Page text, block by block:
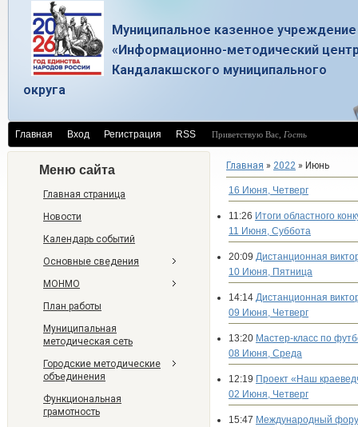
Муниципальное казенное учреждение
«Информационно-методический
Кандалакшского муниципального
округа
Главная Вход Регистрация RSS Приветствую Вас Гость
Меню сайта
Главная страница
Новости
Календарь событий
Основные сведения
МОНМО
План работы
Муниципальная
методическая сеть
Городские методические
объединения
Функциональная
грамотность
Главная » 2022 » Июнь
16 Июня, Четверг
11:26 Итоги областного
11 Июня, Суббота
20:09 Дистанционная
10 Июня, Пятница
14:14 Дистанционная
09 Июня, Четверг
13:20 Мастер-класс по
08 Июня, Среда
12:19 Проект «Наш
02 Июня, Четверг
15:47 Международный